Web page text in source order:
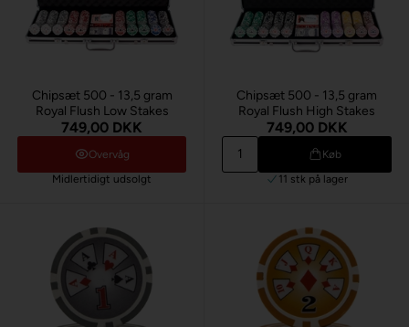
Chipsæt 500 - 13,5 gram
Royal Flush Low Stakes
749,00 DKK
Overvåg
Midlertidigt udsolgt
Chipsæt 500 - 13,5 gram
Royal Flush High Stakes
749,00 DKK
Køb
11 stk på lager